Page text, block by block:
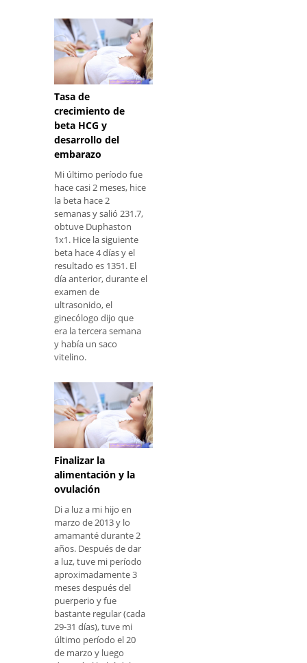
Tasa de
crecimiento de
beta HCG y
desarrollo del
embarazo
Mi último período fue
hace casi 2 meses, hice
la beta hace 2
semanas y salió 231.7,
obtuve Duphaston
1x1. Hice la siguiente
beta hace 4 días y el
resultado es 1351. El
día anterior, durante el
examen de
ultrasonido, el
ginecólogo dijo que
era la tercera semana
y había un saco
vitelino.
Finalizar la
alimentación y la
ovulación
Di a luz a mi hijo en
marzo de 2013 y lo
amamanté durante 2
años. Después de dar
a luz, tuve mi período
aproximadamente 3
meses después del
puerperio y fue
bastante regular (cada
29-31 días), tuve mi
último período el 20
de marzo y luego